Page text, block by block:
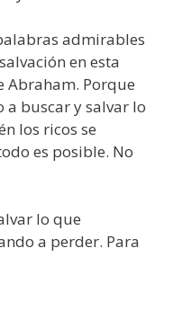
admirables
en esta
Abraham. Porque
a buscar y salvar lo
los ricos se
es posible. No
lo que
a perder. Para